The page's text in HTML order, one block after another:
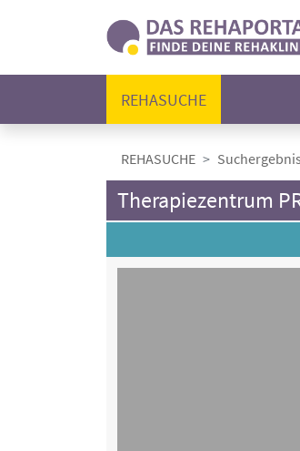
REHASUCHE
REHASUCHE Suchergebnis
Therapiezentrum